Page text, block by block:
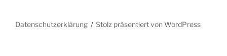
Datenschutzerklärung Stolz präsentiert von WordPress